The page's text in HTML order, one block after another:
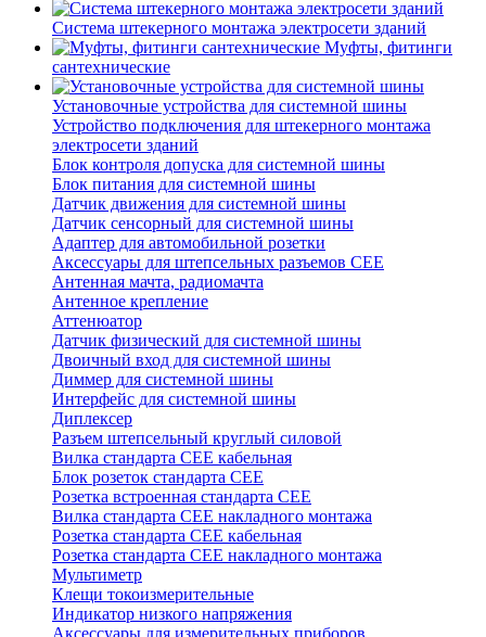
Система штекерного монтажа электросети зданий
Муфты, фитинги
сантехнические
Установочные устройства для системной шины
Устройство подключения для штекерного монтажа
электросети зданий
Блок контроля допуска для системной шины
Блок питания для системной шины
Датчик движения для системной шины
Датчик сенсорный для системной шины
Адаптер для автомобильной розетки
Аксессуары для штепсельных разъемов CEE
Антенная мачта, радиомачта
Антенное крепление
Аттенюатор
Датчик физический для системной шины
Двоичный вход для системной шины
Диммер для системной шины
Интерфейс для системной шины
Диплексер
Разъем штепсельный круглый силовой
Вилка стандарта CEE кабельная
Блок розеток стандарта CEE
Розетка встроенная стандарта CEE
Вилка стандарта CEE накладного монтажа
Розетка стандарта СЕЕ кабельная
Розетка стандарта СЕЕ накладного монтажа
Мультиметр
Клещи токоизмерительные
Индикатор низкого напряжения
Аксессуары для измерительных приборов